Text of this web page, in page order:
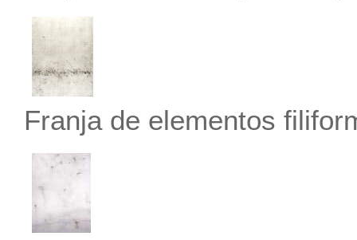
Franja de elementos